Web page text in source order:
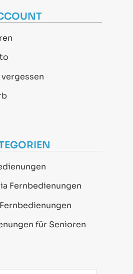
Fernbedienungen
für Senioren